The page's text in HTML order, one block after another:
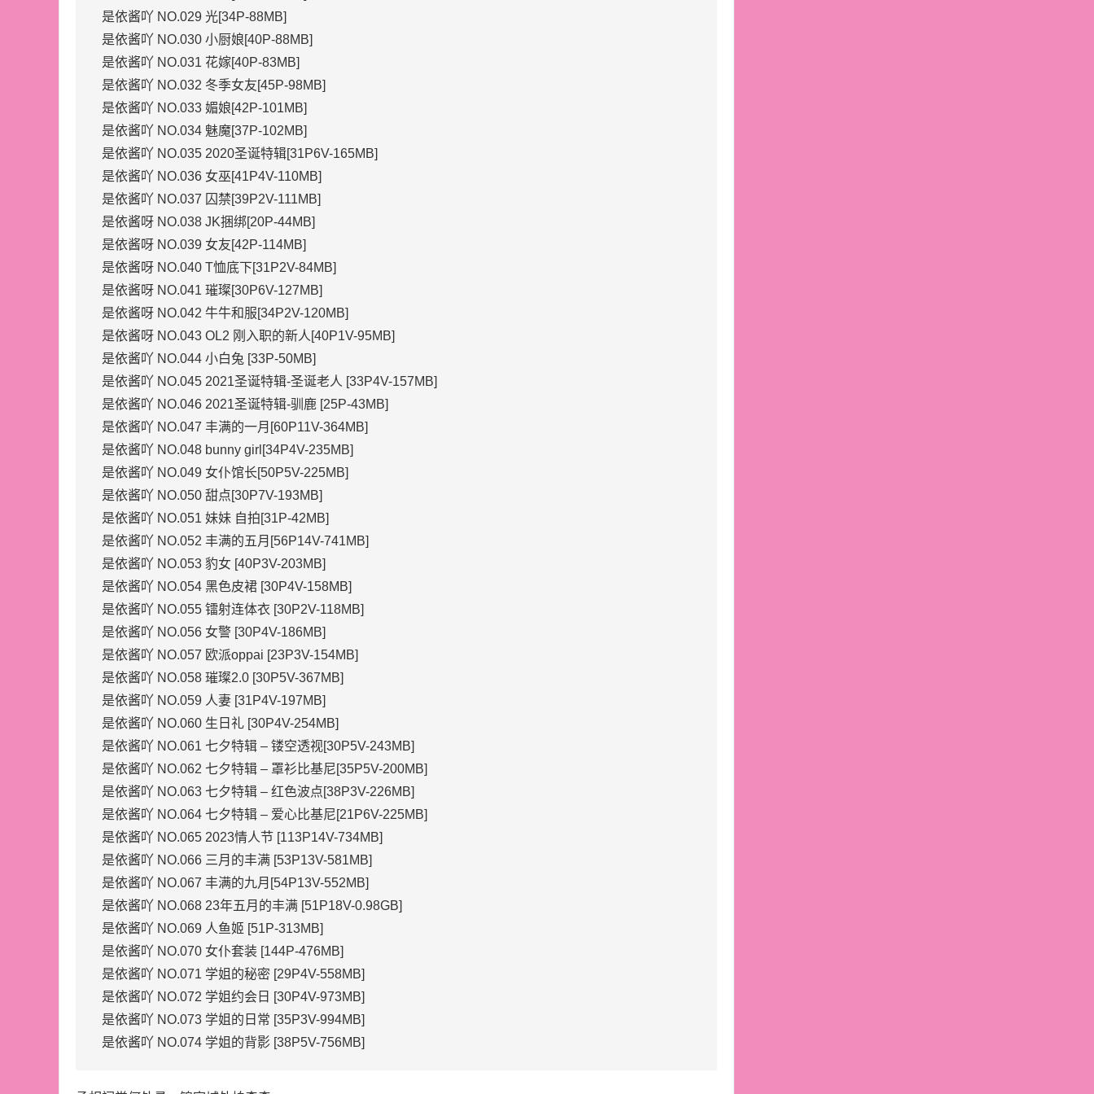
是依酱吖 NO.029 光[34P-88MB]
是依酱吖 NO.030 小厨娘[40P-88MB]
是依酱吖 NO.031 花嫁[40P-83MB]
是依酱吖 NO.032 冬季女友[45P-98MB]
是依酱吖 NO.033 媚娘[42P-101MB]
是依酱吖 NO.034 魅魔[37P-102MB]
是依酱吖 NO.035 2020圣诞特辑[31P6V-165MB]
是依酱吖 NO.036 女巫[41P4V-110MB]
是依酱吖 NO.037 囚禁[39P2V-111MB]
是依酱呀 NO.038 JK捆绑[20P-44MB]
是依酱呀 NO.039 女友[42P-114MB]
是依酱呀 NO.040 T恤底下[31P2V-84MB]
是依酱呀 NO.041 璀璨[30P6V-127MB]
是依酱呀 NO.042 牛牛和服[34P2V-120MB]
是依酱呀 NO.043 OL2 刚入职的新人[40P1V-95MB]
是依酱吖 NO.044 小白兔 [33P-50MB]
是依酱吖 NO.045 2021圣诞特辑-圣诞老人 [33P4V-157MB]
是依酱吖 NO.046 2021圣诞特辑-驯鹿 [25P-43MB]
是依酱吖 NO.047 丰满的一月[60P11V-364MB]
是依酱吖 NO.048 bunny girl[34P4V-235MB]
是依酱吖 NO.049 女仆馆长[50P5V-225MB]
是依酱吖 NO.050 甜点[30P7V-193MB]
是依酱吖 NO.051 妹妹 自拍[31P-42MB]
是依酱吖 NO.052 丰满的五月[56P14V-741MB]
是依酱吖 NO.053 豹女 [40P3V-203MB]
是依酱吖 NO.054 黑色皮裙 [30P4V-158MB]
是依酱吖 NO.055 镭射连体衣 [30P2V-118MB]
是依酱吖 NO.056 女警 [30P4V-186MB]
是依酱吖 NO.057 欧派oppai [23P3V-154MB]
是依酱吖 NO.058 璀璨2.0 [30P5V-367MB]
是依酱吖 NO.059 人妻 [31P4V-197MB]
是依酱吖 NO.060 生日礼 [30P4V-254MB]
是依酱吖 NO.061 七夕特辑 – 镂空透视[30P5V-243MB]
是依酱吖 NO.062 七夕特辑 – 罩衫比基尼[35P5V-200MB]
是依酱吖 NO.063 七夕特辑 – 红色波点[38P3V-226MB]
是依酱吖 NO.064 七夕特辑 – 爱心比基尼[21P6V-225MB]
是依酱吖 NO.065 2023情人节 [113P14V-734MB]
是依酱吖 NO.066 三月的丰满 [53P13V-581MB]
是依酱吖 NO.067 丰满的九月[54P13V-552MB]
是依酱吖 NO.068 23年五月的丰满 [51P18V-0.98GB]
是依酱吖 NO.069 人鱼姬 [51P-313MB]
是依酱吖 NO.070 女仆套装 [144P-476MB]
是依酱吖 NO.071 学姐的秘密 [29P4V-558MB]
是依酱吖 NO.072 学姐约会日 [30P4V-973MB]
是依酱吖 NO.073 学姐的日常 [35P3V-994MB]
是依酱吖 NO.074 学姐的背影 [38P5V-756MB]